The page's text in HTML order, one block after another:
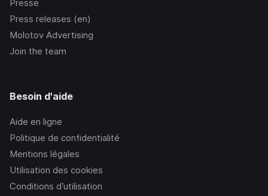
Presse
Press releases (en)
Molotov Advertising
Join the team
Besoin d'aide
Aide en ligne
Politique de confidentialité
Mentions légales
Utilisation des cookies
Conditions d’utilisation